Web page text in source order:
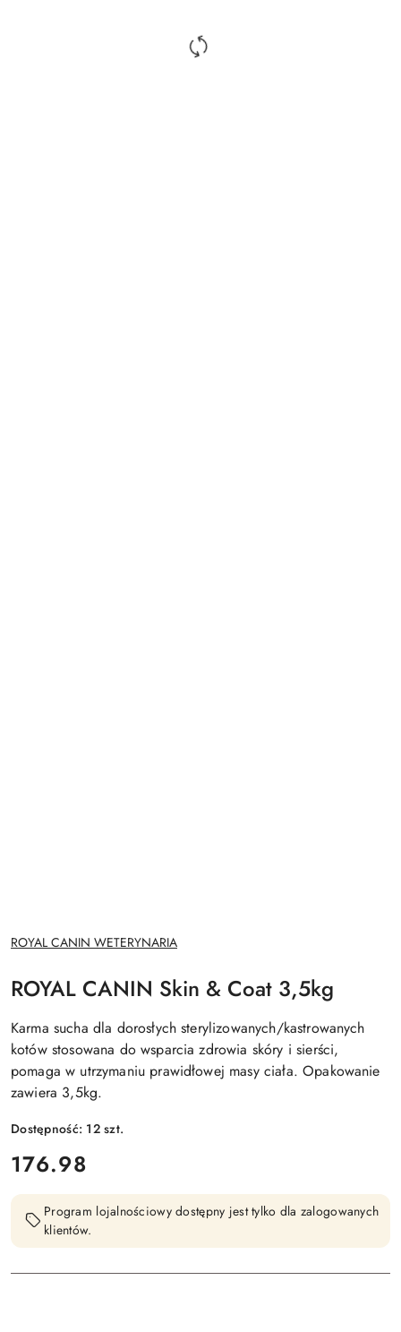
NAZWA
PRODUCENTA:
ROYAL CANIN WETERYNARIA
ROYAL CANIN Skin & Coat 3,5kg
Karma sucha dla dorosłych sterylizowanych/kastrowanych
kotów stosowana do wsparcia zdrowia skóry i sierści,
pomaga w utrzymaniu prawidłowej masy ciała. Opakowanie
zawiera 3,5kg.
Dostępność: 12szt.
cena:
176.98
Program lojalnościowy dostępny jest tylko dla zalogowanych
klientów.